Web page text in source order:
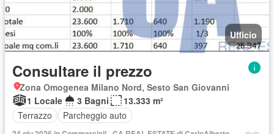
Ufficio
Consultare il prezzo
Zona Omogenea Milano Nord, Sesto San Giovanni
1 Locale
3 Bagni
13.333 m²
Terrazzo
Parcheggio auto